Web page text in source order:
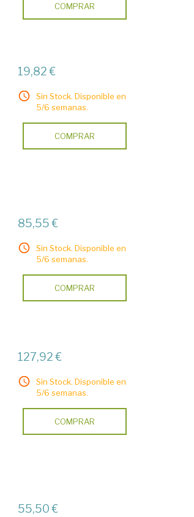
COMPRAR
19,82 €
Sin Stock. Disponible en
5/6 semanas.
COMPRAR
85,55 €
Sin Stock. Disponible en
5/6 semanas.
COMPRAR
127,92 €
Sin Stock. Disponible en
5/6 semanas.
COMPRAR
55,50 €